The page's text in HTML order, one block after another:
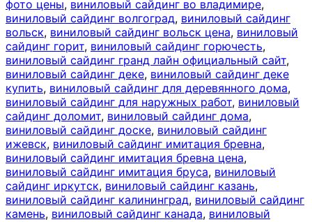
фото цены, виниловый сайдинг во владимире,
виниловый сайдинг волгоград, виниловый сайдинг
вольск, виниловый сайдинг вольск цена, виниловый
сайдинг горит, виниловый сайдинг горючесть,
виниловый сайдинг гранд лайн официальный сайт,
виниловый сайдинг деке, виниловый сайдинг деке
купить, виниловый сайдинг для деревянного дома,
виниловый сайдинг для наружных работ, виниловый
сайдинг доломит, виниловый сайдинг дома,
виниловый сайдинг доске, виниловый сайдинг
ижевск, виниловый сайдинг имитация бревна,
виниловый сайдинг имитация бревна цена,
виниловый сайдинг имитация бруса, виниловый
сайдинг иркутск, виниловый сайдинг казань,
виниловый сайдинг калининград, виниловый сайдинг
камень, виниловый сайдинг канада, виниловый